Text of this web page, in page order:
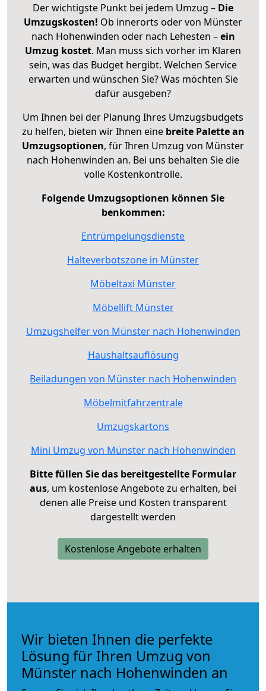
Der wichtigste Punkt bei jedem Umzug – Die
Umzugskosten! Ob innerorts oder von Münster
nach Hohenwinden oder nach Lehesten –ein
Umzug kostet. Man muss sich vorher im Klaren
sein, was das Budget hergibt. Welchen Service
erwarten und wünschen Sie? Was möchten Sie
dafür ausgeben?
Um Ihnen bei der Planung Ihres Umzugsbudgets
zu helfen, bieten wir Ihnen eine breite Palette an
Umzugsoptionen, für Ihren Umzug von Münster
nach Hohenwinden an. Bei uns behalten Sie die
volle Kostenkontrolle.
Folgende Umzugsoptionen können Sie
benkommen:
Entrümpelungsdienste
Halteverbotszone in Münster
Möbeltaxi Münster
Möbellift Münster
Umzugshelfer von Münster nach Hohenwinden
Haushaltsauflösung
Beiladungen von Münster nach Hohenwinden
Möbelmitfahrzentrale
Umzugskartons
Mini Umzug von Münster nach Hohenwinden
Bitte füllen Sie das bereitgestellte Formular
aus, um kostenlose Angebote zu erhalten, bei
denen alle Preise und Kosten transparent
dargestellt werden
Kostenlose Angebote erhalten
Wir bieten Ihnen die perfekte
Lösung für Ihren Umzug von
Münster nach Hohenwinden an